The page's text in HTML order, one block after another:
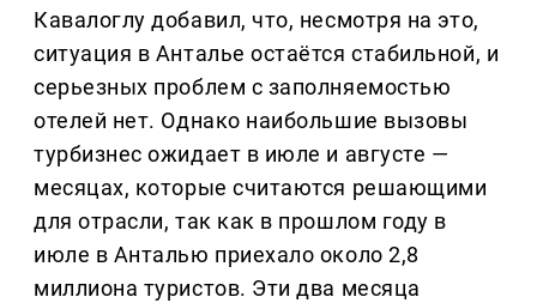
Кавалоглу добавил, что, несмотря на это,
ситуация в Анталье остаётся стабильной, и
серьезных проблем с заполняемостью
отелей нет. Однако наибольшие вызовы
турбизнес ожидает в июле и августе —
месяцах, которые считаются решающими
для отрасли, так как в прошлом году в
июле в Анталью приехало около 2,8
миллиона туристов. Эти два месяца